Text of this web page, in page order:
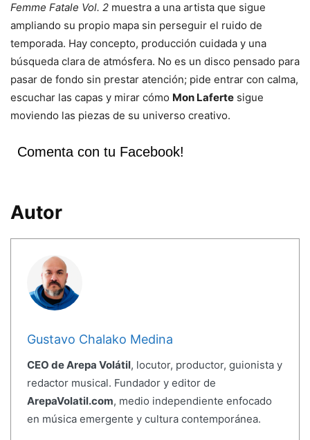
Femme Fatale Vol. 2 muestra a una artista que sigue
ampliando su propio mapa sin perseguir el ruido de
temporada. Hay concepto, producción cuidada y una
búsqueda clara de atmósfera. No es un disco pensado para
pasar de fondo sin prestar atención; pide entrar con calma,
escuchar las capas y mirar cómo Mon Laferte sigue
moviendo las piezas de su universo creativo.
Comenta con tu Facebook!
Autor
Gustavo Chalako Medina
CEO de Arepa Volátil, locutor, productor, guionista y
redactor musical. Fundador y editor de
ArepaVolatil.com, medio independiente enfocado
en música emergente y cultura contemporánea.